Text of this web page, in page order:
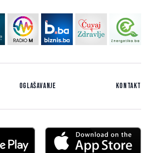
Oglašavanje Kontakt